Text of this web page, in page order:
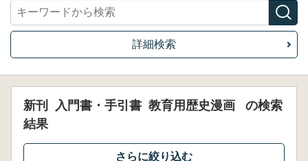
詳細検索
新刊 入門書・手引書 教育用歴史漫画
の検索
結果